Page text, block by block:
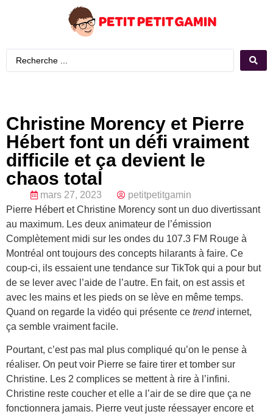
Christine Morency et Pierre
Hébert font un défi vraiment
difficile et ça devient le
chaos total
mars 27, 2023
petitpetitgamin
Pierre Hébert et Christine Morency sont un duo divertissant
au maximum. Les deux animateur de l’émission
Complètement midi sur les ondes du 107.3 FM Rouge à
Montréal ont toujours des concepts hilarants à faire. Ce
coup-ci, ils essaient une tendance sur TikTok qui a pour but
de se lever avec l’aide de l’autre. En fait, on est assis et
avec les mains et les pieds on se lève en même temps.
Quand on regarde la vidéo qui présente ce trendinternet,
ça semble vraiment facile.
Pourtant, c’est pas mal plus compliqué qu’on le pense à
réaliser. On peut voir Pierre se faire tirer et tomber sur
Christine. Les 2 complices se mettent à rire à l’infini.
Christine reste coucher et elle a l’air de se dire que ça ne
fonctionnera jamais. Pierre veut juste réessayer encore et